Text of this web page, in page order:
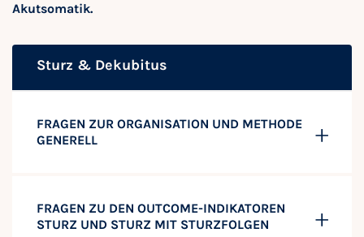
Akutsomatik.
Sturz & Dekubitus
FRAGEN ZUR ORGANISATION UND METHODE
GENERELL
FRAGEN ZU DEN OUTCOME-INDIKATOREN
STURZ UND STURZ MIT STURZFOLGEN